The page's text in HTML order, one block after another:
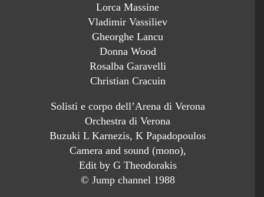
Lorca Massine
Vladimir Vassiliev
Gheorghe Lancu
Donna Wood
Rosalba Garavelli
Christian Cracuin
Solisti e corpo dell’Arena di Verona
Orchestra di Verona
Buzuki L Karnezis, K Papadopoulos
Camera and sound (mono),
Edit by G Theodorakis
© Jump channel 1988